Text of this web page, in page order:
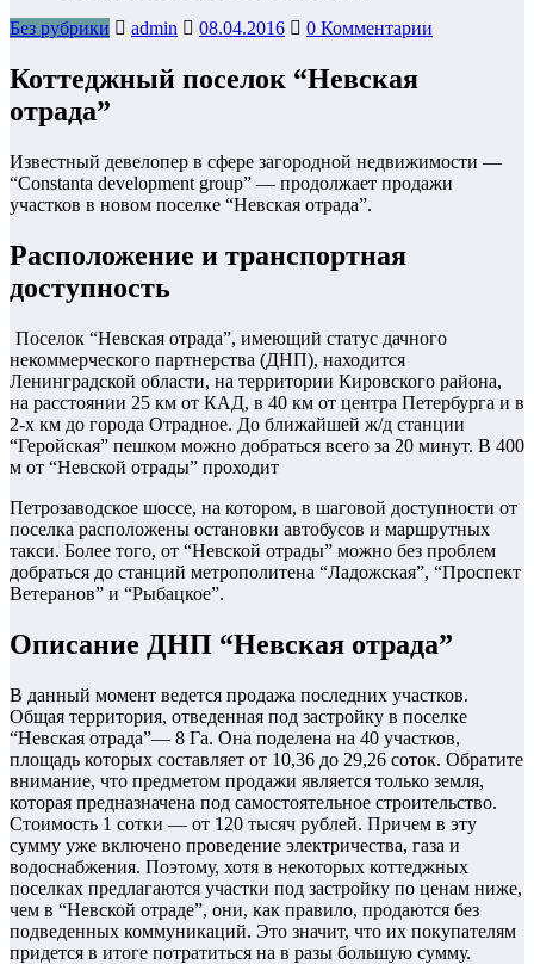
Без рубрики
admin 08.04.2016 0 Комментарии
Коттеджный поселок “Невская
отрада”
Известный девелопер в сфере загородной недвижимости —
“Constanta development group” — продолжает продажи
участков в новом поселке “Невская отрада”.
Расположение и транспортная
доступность
Поселок “Невская отрада”, имеющий статус дачного
некоммерческого партнерства (ДНП), находится
Ленинградской области, на территории Кировского района,
на расстоянии 25 км от КАД, в 40 км от центра Петербурга и в
2-х км до города Отрадное. До ближайшей ж/д станции
“Геройская” пешком можно добраться всего за 20 минут. В 400
м от “Невской отрады” проходит
Петрозаводское шоссе, на котором, в шаговой доступности от
поселка расположены остановки автобусов и маршрутных
такси. Более того, от “Невской отрады” можно без проблем
добраться до станций метрополитена “Ладожская”, “Проспект
Ветеранов” и “Рыбацкое”.
Описание ДНП “Невская отрада”
В данный момент ведется продажа последних участков.
Общая территория, отведенная под застройку в поселке
“Невская отрада”— 8 Га. Она поделена на 40 участков,
площадь которых составляет от 10,36 до 29,26 соток. Обратите
внимание, что предметом продажи является только земля,
которая предназначена под самостоятельное строительство.
Стоимость 1 сотки — от 120 тысяч рублей. Причем в эту
сумму уже включено проведение электричества, газа и
водоснабжения. Поэтому, хотя в некоторых коттеджных
поселках предлагаются участки под застройку по ценам ниже,
чем в “Невской отраде”, они, как правило, продаются без
подведенных коммуникаций. Это значит, что их покупателям
придется в итоге потратиться на в разы большую сумму.